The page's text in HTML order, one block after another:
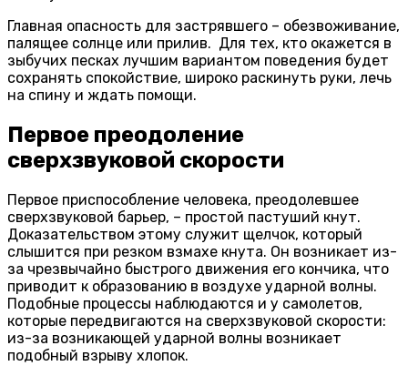
Главная опасность для застрявшего – обезвоживание,
палящее солнце или прилив. Для тех, кто окажется в
зыбучих песках лучшим вариантом поведения будет
сохранять спокойствие, широко раскинуть руки, лечь
на спину и ждать помощи.
Первое преодоление
сверхзвуковой скорости
Первое приспособление человека, преодолевшее
сверхзвуковой барьер, – простой пастуший кнут.
Доказательством этому служит щелчок, который
слышится при резком взмахе кнута. Он возникает из-
за чрезвычайно быстрого движения его кончика, что
приводит к образованию в воздухе ударной волны.
Подобные процессы наблюдаются и у самолетов,
которые передвигаются на сверхзвуковой скорости:
из-за возникающей ударной волны возникает
подобный взрыву хлопок.